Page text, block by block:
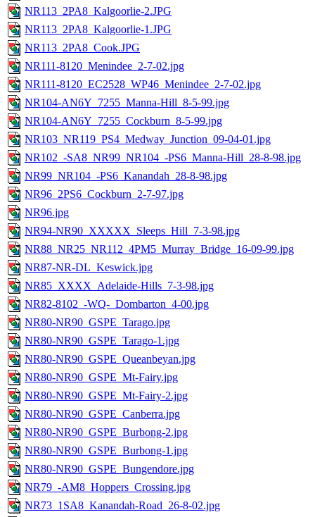
NR113_2PA8_Kalgoorlie-2.JPG
NR113_2PA8_Kalgoorlie-1.JPG
NR113_2PA8_Cook.JPG
NR111-8120_Menindee_2-7-02.jpg
NR111-8120_EC2528_WP46_Menindee_2-7-02.jpg
NR104-AN6Y_7255_Manna-Hill_8-5-99.jpg
NR104-AN6Y_7255_Cockburn_8-5-99.jpg
NR103_NR119_PS4_Medway_Junction_09-04-01.jpg
NR102_-SA8_NR99_NR104_-PS6_Manna-Hill_28-8-98.jpg
NR99_NR104_-PS6_Kanandah_28-8-98.jpg
NR96_2PS6_Cockburn_2-7-97.jpg
NR96.jpg
NR94-NR90_XXXXX_Sleeps_Hill_7-3-98.jpg
NR88_NR25_NR112_4PM5_Murray_Bridge_16-09-99.jpg
NR87-NR-DL_Keswick.jpg
NR85_XXXX_Adelaide-Hills_7-3-98.jpg
NR82-8102_-WQ-_Dombarton_4-00.jpg
NR80-NR90_GSPE_Tarago.jpg
NR80-NR90_GSPE_Tarago-1.jpg
NR80-NR90_GSPE_Queanbeyan.jpg
NR80-NR90_GSPE_Mt-Fairy.jpg
NR80-NR90_GSPE_Mt-Fairy-2.jpg
NR80-NR90_GSPE_Canberra.jpg
NR80-NR90_GSPE_Burbong-2.jpg
NR80-NR90_GSPE_Burbong-1.jpg
NR80-NR90_GSPE_Bungendore.jpg
NR79_-AM8_Hoppers_Crossing.jpg
NR73_1SA8_Kanandah-Road_26-8-02.jpg